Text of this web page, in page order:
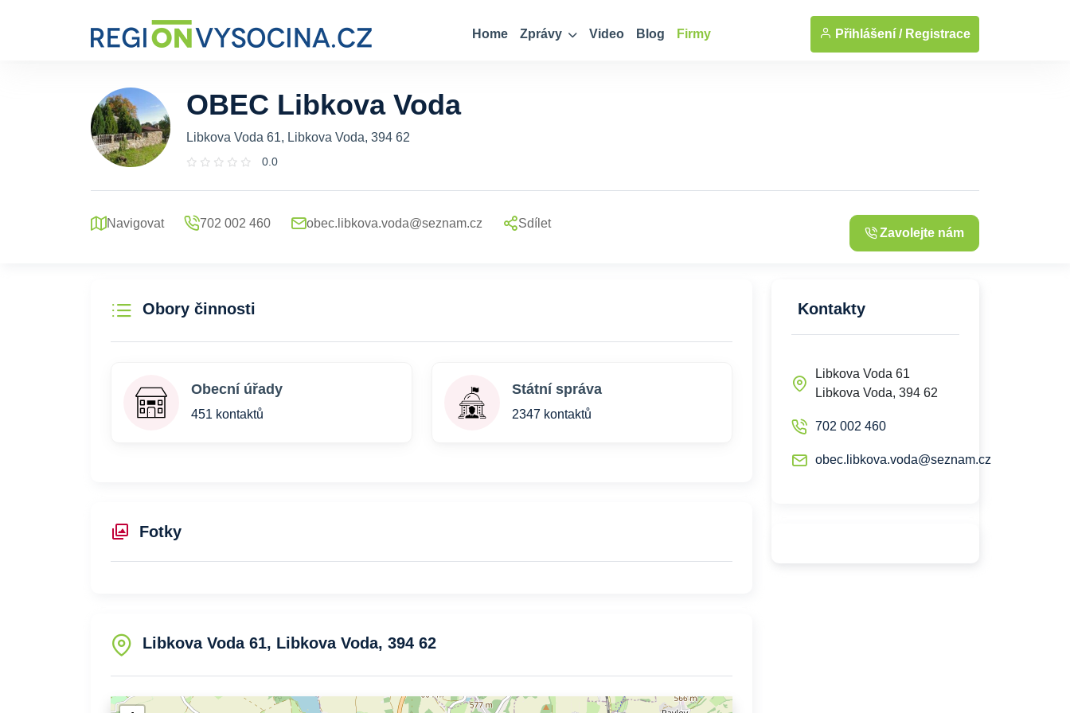
Home Zprávy Video Blog Firmy Přihlášení / Registrace
... Zobrazit fotografie
OBEC Libkova Voda
Libkova Voda 61, Libkova Voda, 394 62
0.0
Navigovat 702 002 460 obec.libkova.voda@seznam.cz Sdílet
Zavolejte nám
Obory činnosti
Obecní úřady
451 kontaktů
Státní správa
2347 kontaktů
Fotky
Libkova Voda 61, Libkova Voda, 394 62
Kontakty
Libkova Voda 61
Libkova Voda, 394 62
702 002 460
obec.libkova.voda@seznam.cz